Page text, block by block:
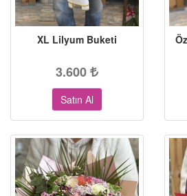
XL Lilyum Buketi
3.600
Satın Al